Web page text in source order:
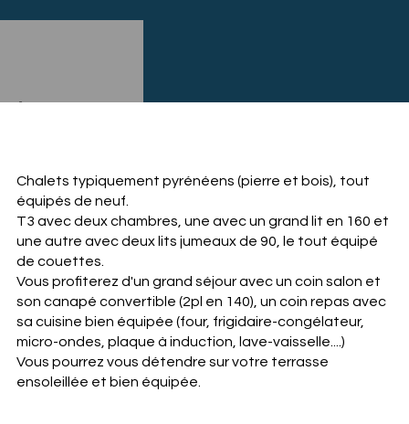
Chalets typiquement pyrénéens (pierre et bois), tout
équipés de neuf.
T3 avec deux chambres, une avec un grand lit en 160 et
une autre avec deux lits jumeaux de 90, le tout équipé
de couettes.
Vous profiterez d'un grand séjour avec un coin salon et
son canapé convertible (2pl en 140), un coin repas avec
sa cuisine bien équipée (four, frigidaire-congélateur,
micro-ondes, plaque à induction, lave-vaisselle....)
Vous pourrez vous détendre sur votre terrasse
ensoleillée et bien équipée.